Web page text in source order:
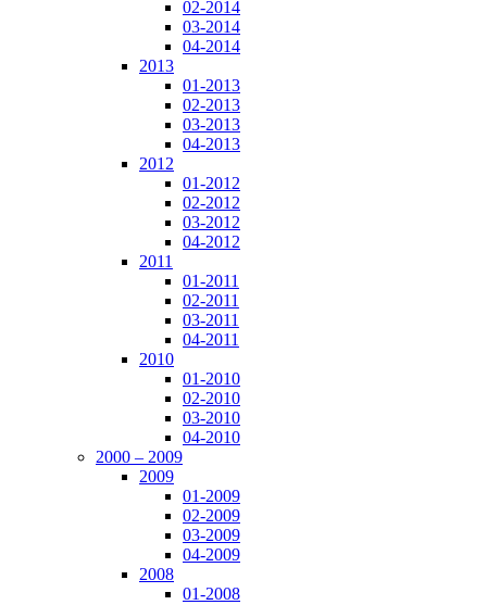
02-2014
03-2014
04-2014
2013
01-2013
02-2013
03-2013
04-2013
2012
01-2012
02-2012
03-2012
04-2012
2011
01-2011
02-2011
03-2011
04-2011
2010
01-2010
02-2010
03-2010
04-2010
2000 – 2009
2009
01-2009
02-2009
03-2009
04-2009
2008
01-2008